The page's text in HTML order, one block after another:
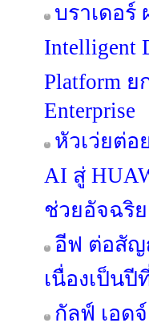
บราเดอ
Intelligent
Platform
Enterprise
หัวเว่ยต่
AI สู่
ช่วยอัจฉริ
อีฟ ต่อสัญ
เนื่องเป็น
กัลฟ์ เอด